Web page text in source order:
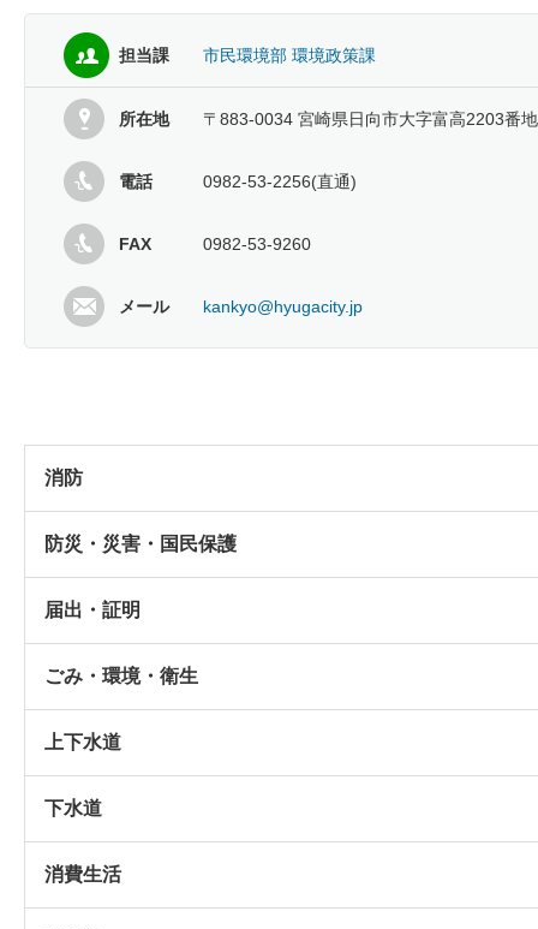
担当課 市民環境部 環境政策課
所在地 〒883-0034 宮崎県日向市大字富高2203番
電話 0982-53-2256(直通)
FAX 0982-53-9260
メール kankyo@hyugacity.jp
消防
防災・災害・国民保護
届出・証明
ごみ・環境・衛生
上下水道
下水道
消費生活